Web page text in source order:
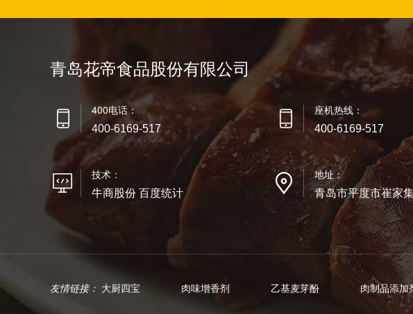
青岛花帝食品股份有限公司
400电话：
400-6169-517
座机热线：
400-6169-517
技术：
牛商股份 百度统计
地址：
青岛市平度市崔家
友情链接： 大厨四宝 肉味增香剂 乙基麦芽酚 肉制品添加